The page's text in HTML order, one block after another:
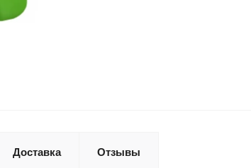
Доставка Отзывы